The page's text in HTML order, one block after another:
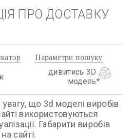
ПРО ДОСТАВКУ
дивитись 3D
модель
Параметри пошуку
що 3d моделі виробів
використовуються
Габарити виробів
сайті.